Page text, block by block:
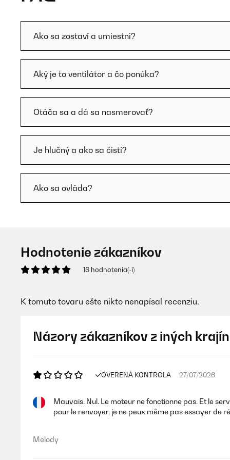
Ako sa zostaví a umiestni?
Aký je to ventilátor a čo ponúka?
Otáča sa a dá sa nasmerovať?
Je hlučný a ako sa čistí?
Ako sa ovláda?
Hodnotenie zákazníkov
16 hodnotenia(-í)
K tomuto tovaru ešte nikto nenapísal recenziu.
Názory zákazníkov z iných krajín
OVERENÁ KONTROLA 27/07/2026
Mauvais. Nul. Le moteur ne fonctionne pas. Et le
pour le renvoyer, je ne peux même pas essayer de
Melody